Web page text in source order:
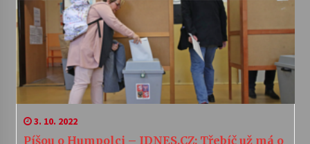
3. 10. 2022
Píšou o Humpolci – IDNES.CZ: Třebíč už má o